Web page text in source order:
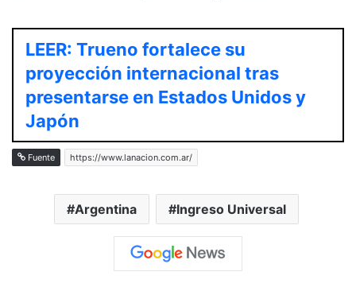
LEER: Trueno fortalece su
proyección internacional tras
presentarse en Estados Unidos y
Japón
Fuente https://www.lanacion.com.ar/
Argentina Ingreso Universal